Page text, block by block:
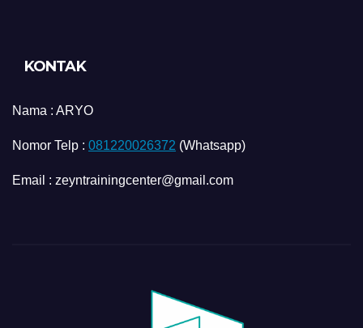
KONTAK
Nama : ARYO
Nomor Telp : 081220026372 (Whatsapp)
Email : zeyntrainingcenter@gmail.com